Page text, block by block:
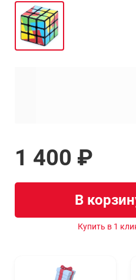
1 400 ₽
В
Купить в 1